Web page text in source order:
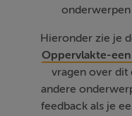
Hieronder zie je
Oppervlakte-
vragen over dit
andere
feedback als je